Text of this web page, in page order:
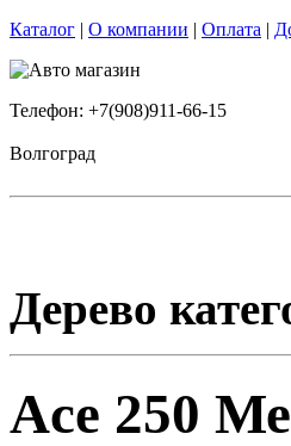
Каталог | О компании | Оплата |
Телефон: +7(908)911-66-15
Волгоград
Дерево
Ace 250